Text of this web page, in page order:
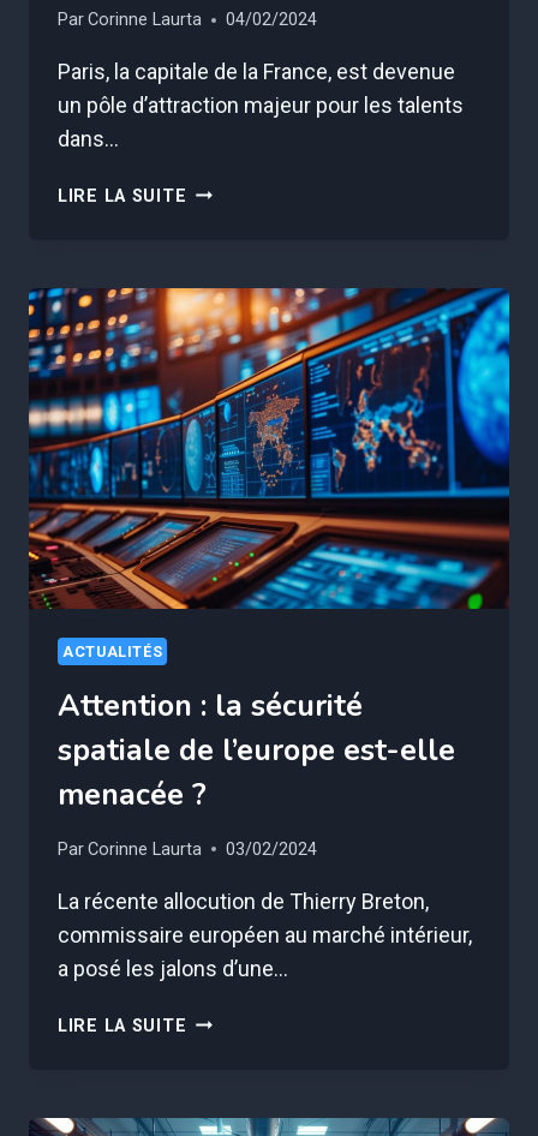
ParCorinne Laurta 04/02/2024
Paris, la capitale de la France, est devenue
un pôle d’attraction majeur pour les talents
dans…
LIRE LA SUITE DEEPMIND
CETTE
STARTUP
POURRAIT
RÉVOLUTIONNER
L’IA
!
ACTUALITÉS
Attention : la sécurité
spatiale de l’europe est-elle
menacée ?
ParCorinne Laurta 03/02/2024
La récente allocution de Thierry Breton,
commissaire européen au marché intérieur,
a posé les jalons d’une…
LIRE LA SUITE ATTENTION
SPATIALE